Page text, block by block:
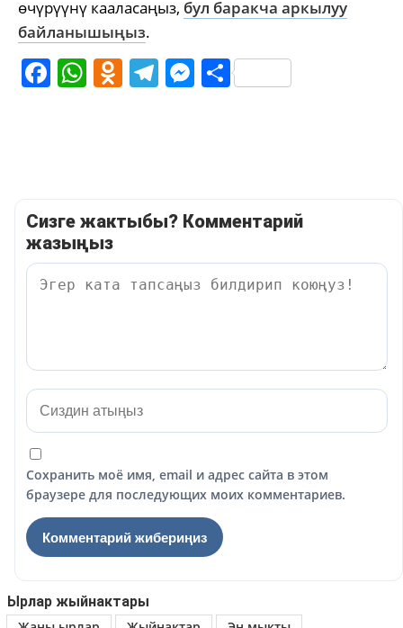
өчүрүүнү кааласаңыз, бул баракча аркылуу
байланышыңыз.
Facebook
WhatsApp
Odnoklassniki
Telegram
Messenger
Share
Сизге жактыбы? Комментарий
жазыңыз
Сохранить моё имя, email и адрес сайта в этом
браузере для последующих моих комментариев.
Ырлар жыйнактары